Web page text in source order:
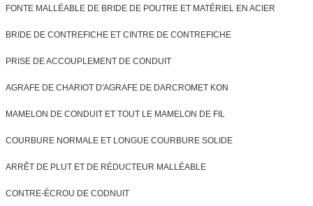
FONTE MALLÉABLE DE BRIDE DE POUTRE ET MATÉRIEL EN ACIER
BRIDE DE CONTREFICHE ET CINTRE DE CONTREFICHE
PRISE DE ACCOUPLEMENT DE CONDUIT
AGRAFE DE CHARIOT D'AGRAFE DE DARCROMET KON
MAMELON DE CONDUIT ET TOUT LE MAMELON DE FIL
COURBURE NORMALE ET LONGUE COURBURE SOLIDE
ARRÊT DE PLUT ET DE RÉDUCTEUR MALLÉABLE
CONTRE-ÉCROU DE CODNUIT